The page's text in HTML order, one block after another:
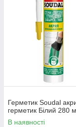
Герметик Soudal
герметик Білий 280
В наявності